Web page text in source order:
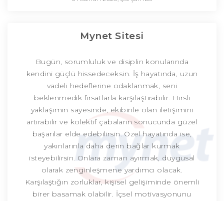
Mynet Sitesi
Bugün, sorumluluk ve disiplin konularında
kendini güçlü hissedeceksin. İş hayatında, uzun
vadeli hedeflerine odaklanmak, seni
beklenmedik fırsatlarla karşılaştırabilir. Hırslı
yaklaşımın sayesinde, ekibinle olan iletişimini
artırabilir ve kolektif çabaların sonucunda güzel
başarılar elde edebilirsin. Özel hayatında ise,
yakınlarınla daha derin bağlar kurmak
isteyebilirsin. Onlara zaman ayırmak, duygusal
olarak zenginleşmene yardımcı olacak.
Karşılaştığın zorluklar, kişisel gelişiminde önemli
birer basamak olabilir. İçsel motivasyonunu